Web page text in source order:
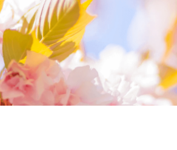
信您值得最好的